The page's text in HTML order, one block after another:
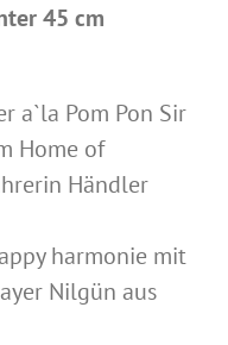
45 cm
a`la Pom Pon Sir
Home of
Händler
harmonie mit
Nilgün aus